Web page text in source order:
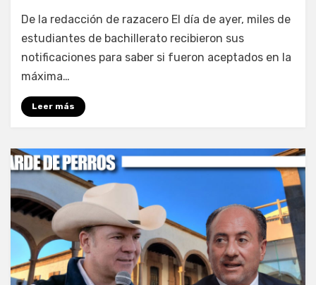
por Fernando Miranda Servín
De la redacción de razacero El día de ayer, miles de
estudiantes de bachillerato recibieron sus
notificaciones para saber si fueron aceptados en la
máxima…
Leer más